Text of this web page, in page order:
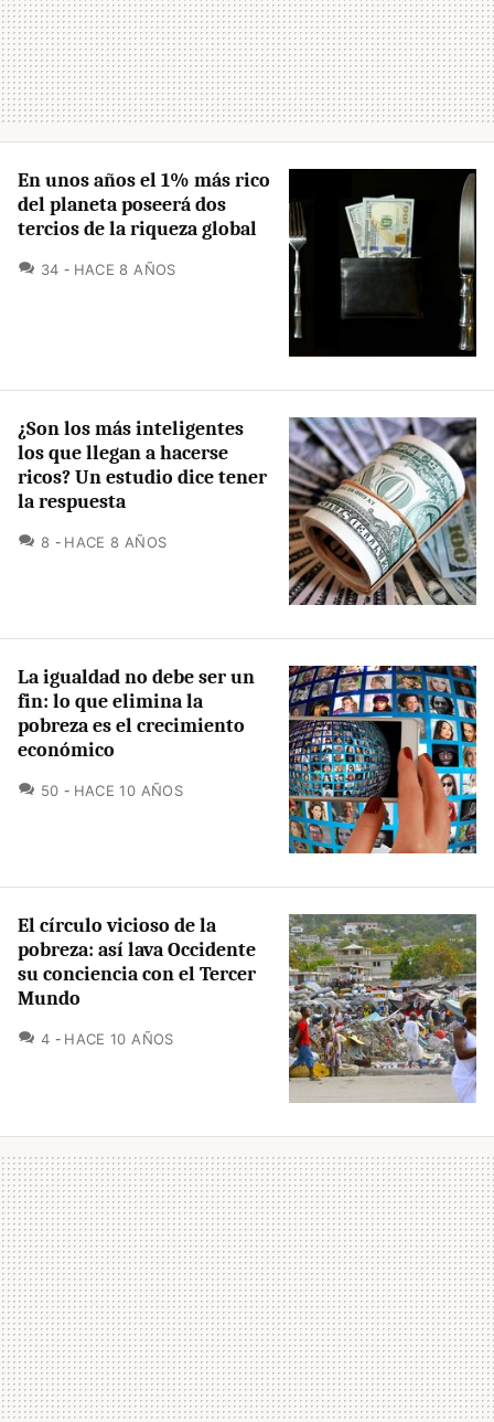
En unos años el 1% más rico
del planeta poseerá dos
tercios de la riqueza global
34 COMENTARIOS
HACE 8 AÑOS
¿Son los más inteligentes
los que llegan a hacerse
ricos? Un estudio dice tener
la respuesta
8 COMENTARIOS
HACE 8 AÑOS
La igualdad no debe ser un
fin: lo que elimina la
pobreza es el crecimiento
económico
50 COMENTARIOS
HACE 10 AÑOS
El círculo vicioso de la
pobreza: así lava Occidente
su conciencia con el Tercer
Mundo
4 COMENTARIOS
HACE 10 AÑOS